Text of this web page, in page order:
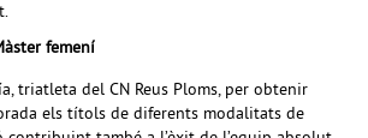
femení
triatleta del CN Reus Ploms, per obtenir
els títols de diferents modalitats de